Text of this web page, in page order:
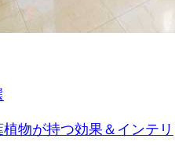
物が持つ効果＆インテリ